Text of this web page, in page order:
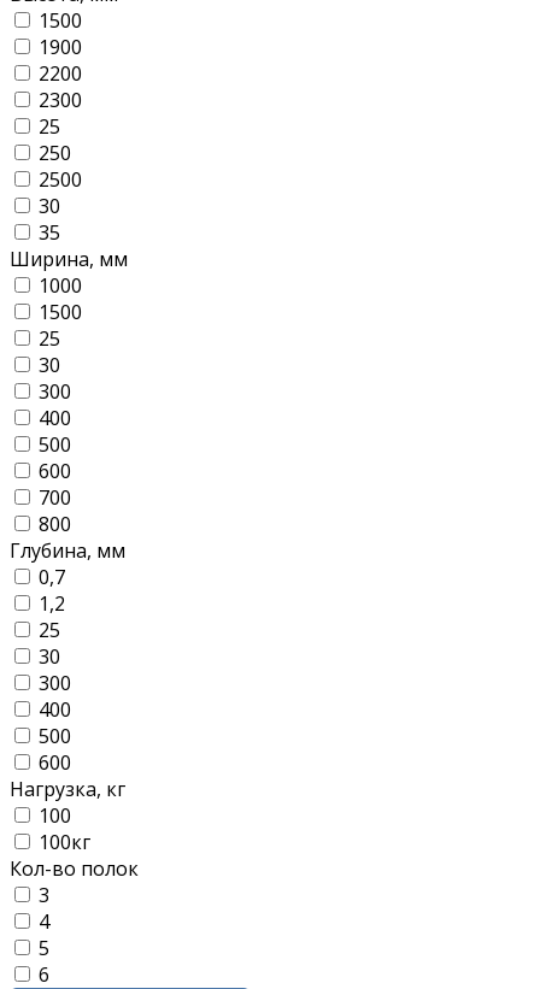
1500
1900
2200
2300
25
250
2500
30
35
Ширина, мм
1000
1500
25
30
300
400
500
600
700
800
Глубина, мм
0,7
1,2
25
30
300
400
500
600
Нагрузка, кг
100
100кг
Кол-во полок
3
4
5
6